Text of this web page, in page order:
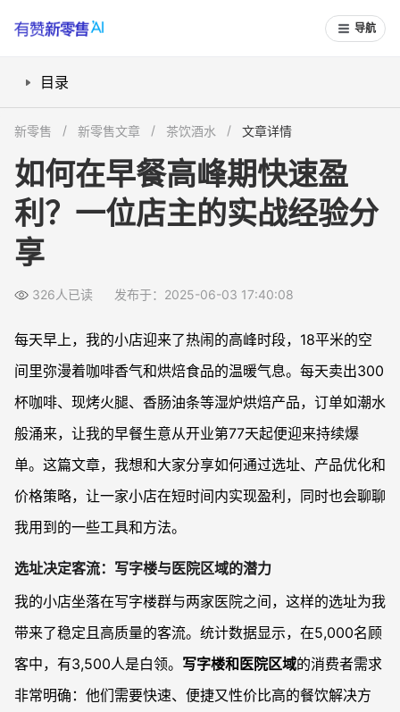
导航
目录
性价比与套餐策略：抓住消费者心理
爆单背后的效率工具：如何应对订单高峰？
新零售 新零售文章 茶饮酒水 文章详情
如何在早餐高峰期快速盈
利？一位店主的实战经验分
享
326人已读 发布于：2025-06-03 17:40:08
每天早上，我的小店迎来了热闹的高峰时段，18平米的空
间里弥漫着咖啡香气和烘焙食品的温暖气息。每天卖出300
杯咖啡、现烤火腿、香肠油条等湿炉烘焙产品，订单如潮水
般涌来，让我的早餐生意从开业第77天起便迎来持续爆
单。这篇文章，我想和大家分享如何通过选址、产品优化和
价格策略，让一家小店在短时间内实现盈利，同时也会聊聊
我用到的一些工具和方法。
选址决定客流：写字楼与医院区域的潜力
我的小店坐落在写字楼群与两家医院之间，这样的选址为我
带来了稳定且高质量的客流。统计数据显示，在5,000名顾
客中，有3,500人是白领。 写字楼和医院区域的消费者需求
非常明确：他们需要快速、便捷又性价比高的餐饮解决方